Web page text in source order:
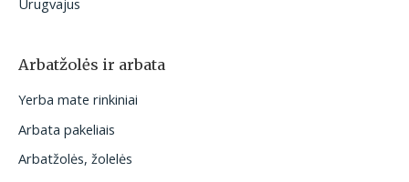
Arbatžolės ir arbata
Yerba mate rinkiniai
Arbata pakeliais
Arbatžolės, žolelės